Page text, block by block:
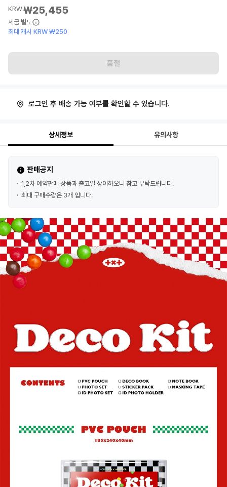
KRW₩25,455
세금 별도
최대 캐시 KRW ₩250
품절
로그인 후 배송 가능 여부를 확인할 수 있습니다.
상세정보 유의사항
판매공지
1,2차 예약판매 상품과 출고일 상이하오니 참고 부탁드립니다.
최대 구매수량은 3개 입니다.